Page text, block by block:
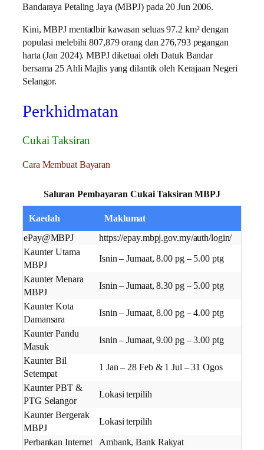
Bandaraya Petaling Jaya (MBPJ) pada 20 Jun 2006.
Kini, MBPJ mentadbir kawasan seluas 97.2 km² dengan
populasi melebihi 807,879 orang dan 276,793 pegangan
harta (Jan 2024). MBPJ diketuai oleh Datuk Bandar
bersama 25 Ahli Majlis yang dilantik oleh Kerajaan Negeri
Selangor.
Perkhidmatan
Cukai Taksiran
Cara Membuat Bayaran
Saluran Pembayaran Cukai Taksiran MBPJ
Kaedah
Maklumat
ePay@MBPJ
https://epay.mbpj.gov.my/auth/login/
Kaunter Utama
MBPJ
Isnin – Jumaat, 8.00 pg – 5.00 ptg
Kaunter Menara
MBPJ
Isnin – Jumaat, 8.30 pg – 5.00 ptg
Kaunter Kota
Damansara
Isnin – Jumaat, 8.00 pg – 4.00 ptg
Kaunter Pandu
Masuk
Isnin – Jumaat, 9.00 pg – 3.00 ptg
Kaunter Bil
Setempat
1 Jan – 28 Feb & 1 Jul – 31 Ogos
Kaunter PBT &
PTG Selangor
Lokasi terpilih
Kaunter Bergerak
MBPJ
Lokasi terpilih
Perbankan Internet Ambank, Bank Rakyat